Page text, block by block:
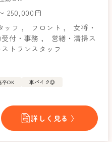
250,000円
ッフ ， フロント，
女将・
受付・事務，
営繕・清掃ス
ストランスタッフ
卒OK
車バイク◎
詳しく見る 〉